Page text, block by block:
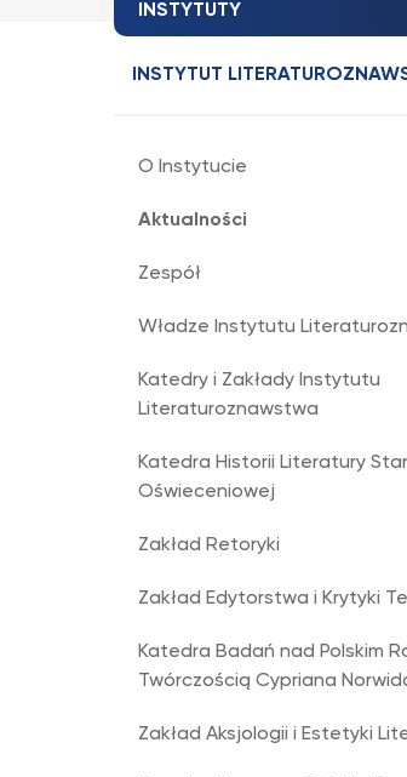
INSTYTUTY
INSTYTUT
O Instytucie
Aktualności
Zespół
Władze Instytutu
Katedry i Zakłady Instytutu
Literaturoznawstwa
Katedra Historii Literatury
Oświeceniowej
Zakład Retoryki
Zakład Edytorstwa i Krytyki
Katedra Badań nad Polskim
Twórczością Cypriana
Zakład Aksjologii i Estetyki